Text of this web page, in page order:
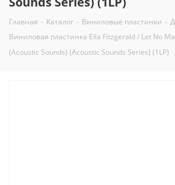
Главная - Каталог - Виниловые пластинки -
Виниловая пластинка Ella Fitzgerald / Let No
(Acoustic Sounds) (Acoustic Sounds Series) (1LP)